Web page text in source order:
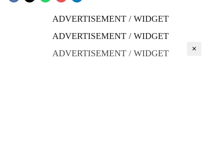
ADVERTISEMENT / WIDGET
ADVERTISEMENT / WIDGET
ADVERTISEMENT / WIDGET
×